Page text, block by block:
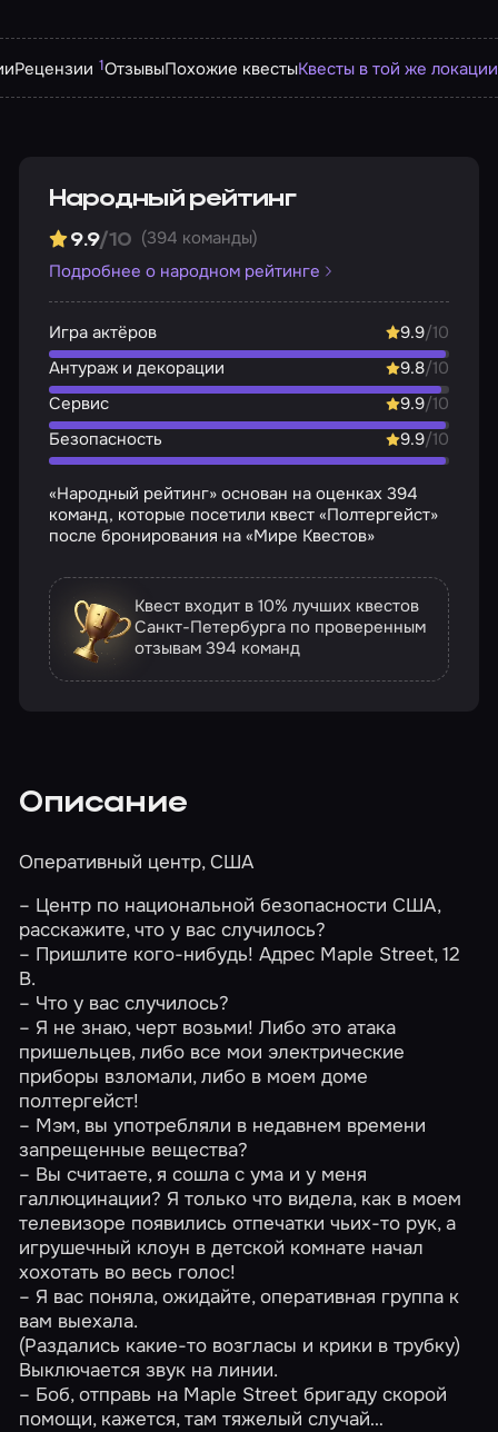
Рецензии 1ОтзывыПохожие квестыКвесты в той же локации
Народный рейтинг
9.9/10 (394 команды)
Подробнее о народном рейтинге
Игра актёров 9.9/10
Антураж и декорации
9.8/10
Сервис
9.9/10
Безопасность
9.9/10
«Народный рейтинг» основан на оценках 394
команд, которые посетили квест «Полтергейст»
после бронирования на «Мире Квестов»
Квест входит в 10% лучших квестов
Санкт-Петербурга по проверенным
отзывам394 команд
Описание
Оперативный центр, США
– Центр по национальной безопасности США,
расскажите, что у вас случилось?
– Пришлите кого-нибудь! Адрес Maple Street, 12
B.
– Что у вас случилось?
– Я не знаю, черт возьми! Либо это атака
пришельцев, либо все мои электрические
приборы взломали, либо в моем доме
полтергейст!
– Мэм, вы употребляли в недавнем времени
запрещенные вещества?
– Вы считаете, я сошла с ума и у меня
галлюцинации? Я только что видела, как в моем
телевизоре появились отпечатки чьих-то рук, а
игрушечный клоун в детской комнате начал
хохотать во весь голос!
– Я вас поняла, ожидайте, оперативная группа к
вам выехала.
(Раздались какие-то возгласы и крики в трубку)
Выключается звук на линии.
– Боб, отправь на Maple Street бригаду скорой
помощи, кажется, там тяжелый случай…